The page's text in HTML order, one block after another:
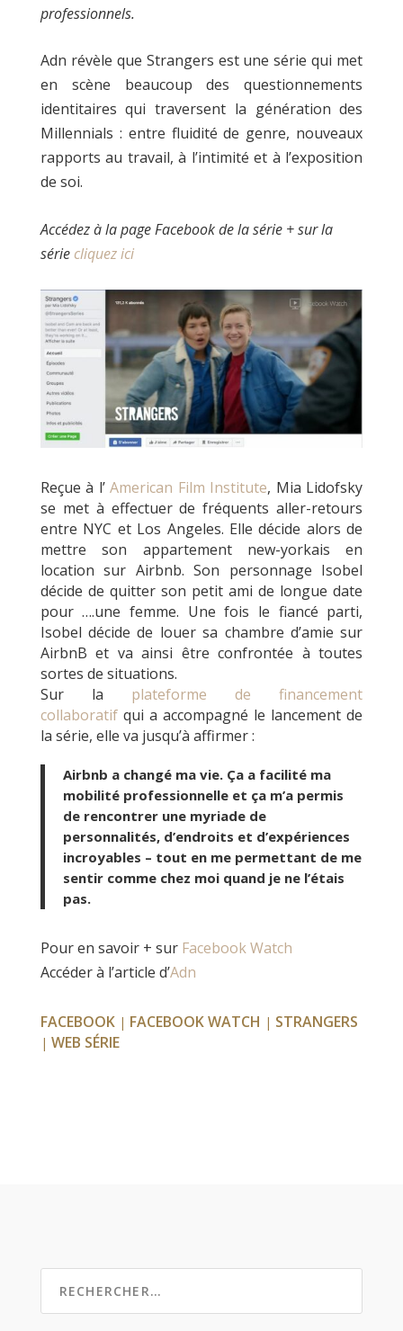
professionnels.
Adn révèle que Strangers est une série qui met
en scène beaucoup des questionnements
identitaires qui traversent la génération des
Millennials : entre fluidité de genre, nouveaux
rapports au travail, à l’intimité et à l’exposition
de soi.
Accédez à la page Facebook de la série + sur la
série cliquez ici
Reçue à l’American Film Institute, Mia Lidofsky
se met à effectuer de fréquents aller-retours
entre NYC et Los Angeles. Elle décide alors de
mettre son appartement new-yorkais en
location sur Airbnb. Son personnage Isobel
décide de quitter son petit ami de longue date
pour ….une femme. Une fois le fiancé parti,
Isobel décide de louer sa chambre d’amie sur
AirbnB et va ainsi être confrontée à toutes
sortes de situations.
Sur la plateforme de financement
collaboratifqui a accompagné le lancement de
la série, elle va jusqu’à affirmer :
Airbnb a changé ma vie. Ça a facilité ma
mobilité professionnelle et ça m’a permis
de rencontrer une myriade de
personnalités, d’endroits et d’expériences
incroyables – tout en me permettant de me
sentir comme chez moi quand je ne l’étais
pas.
Pour en savoir + sur Facebook Watch
Accéder à l’article d’Adn
FACEBOOK| FACEBOOK WATCH | STRANGERS
| WEB SÉRIE